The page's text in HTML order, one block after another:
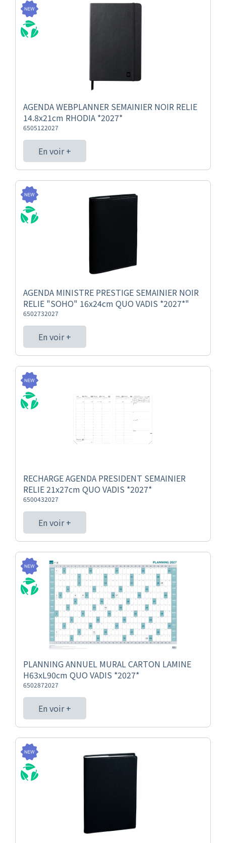
AGENDA WEBPLANNER SEMAINIER NOIR RELIE
14.8x21cm RHODIA *2027*
6505122027
En voir +
AGENDA MINISTRE PRESTIGE SEMAINIER NOIR
RELIE "SOHO" 16x24cm QUO VADIS *2027*"
6502732027
En voir +
RECHARGE AGENDA PRESIDENT SEMAINIER
RELIE 21x27cm QUO VADIS *2027*
6500432027
En voir +
PLANNING ANNUEL MURAL CARTON LAMINE
H63xL90cm QUO VADIS *2027*
6502872027
En voir +